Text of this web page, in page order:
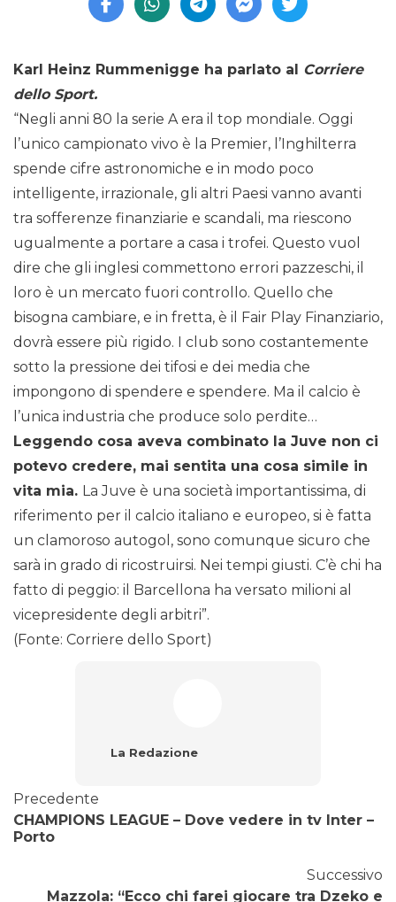
Karl Heinz Rummenigge ha parlato al Corriere
dello Sport.
“Negli anni 80 la serie A era il top mondiale. Oggi
l’unico campionato vivo è la Premier, l’Inghilterra
spende cifre astronomiche e in modo poco
intelligente, irrazionale, gli altri Paesi vanno avanti
tra sofferenze finanziarie e scandali, ma riescono
ugualmente a portare a casa i trofei. Questo vuol
dire che gli inglesi commettono errori pazzeschi, il
loro è un mercato fuori controllo. Quello che
bisogna cambiare, e in fretta, è il Fair Play Finanziario,
dovrà essere più rigido. I club sono costantemente
sotto la pressione dei tifosi e dei media che
impongono di spendere e spendere. Ma il calcio è
l’unica industria che produce solo perdite…
Leggendo cosa aveva combinato la Juve non ci
potevo credere, mai sentita una cosa simile in
vita mia. La Juve è una società importantissima, di
riferimento per il calcio italiano e europeo, si è fatta
un clamoroso autogol, sono comunque sicuro che
sarà in grado di ricostruirsi. Nei tempi giusti. C’è chi ha
fatto di peggio: il Barcellona ha versato milioni al
vicepresidente degli arbitri”.
(Fonte: Corriere dello Sport)
La Redazione
Precedente
CHAMPIONS LEAGUE – Dove vedere in tv Inter –
Porto
Successivo
Mazzola: “Ecco chi farei giocare tra Dzeko e